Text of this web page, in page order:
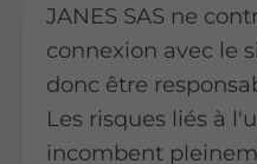
JANES SAS ne
connexion avec le
donc être
Les risques liés à
incombent